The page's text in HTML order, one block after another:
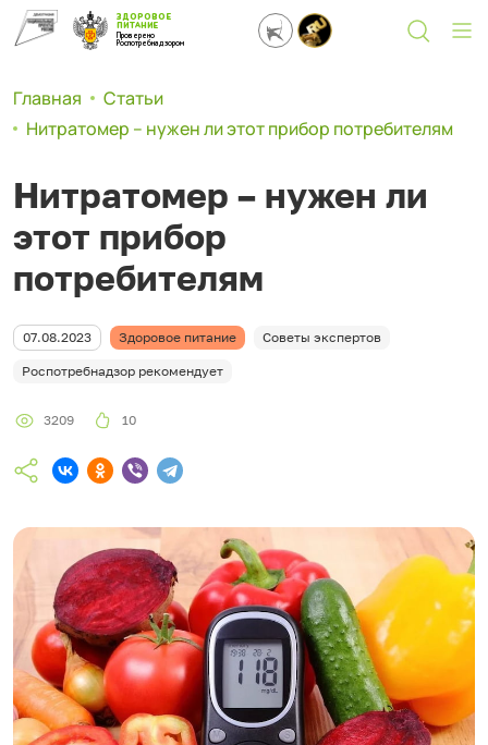
ЗДОРОВОЕ
ПИТАНИЕ
Проверено
Роспотребнадзором
Главная
Статьи
Нитратомер – нужен ли этот прибор потребителям
Нитратомер – нужен ли
этот прибор
потребителям
07.08.2023 Здоровое питание Советы экспертов
Роспотребнадзор рекомендует
3209 10